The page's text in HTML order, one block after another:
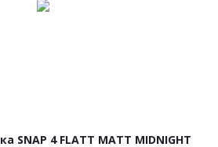
SNAP 4 FLATT MATT MIDNIGHT